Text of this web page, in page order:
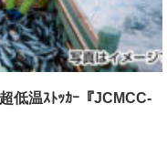
低温ｽﾄｯｶｰ『JCMCC-